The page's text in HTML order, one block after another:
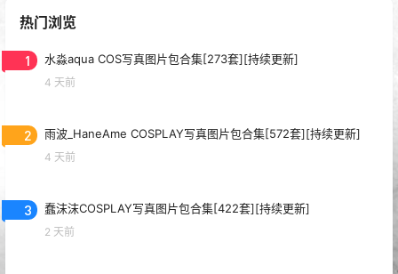
热门浏览
1 水淼aqua COS写真图片包合集[273套][持续更新]
4 天前
2 雨波_HaneAme COSPLAY写真图片包合集[572套][持续更新]
4 天前
3 蠢沫沫COSPLAY写真图片包合集[422套][持续更新]
2 天前